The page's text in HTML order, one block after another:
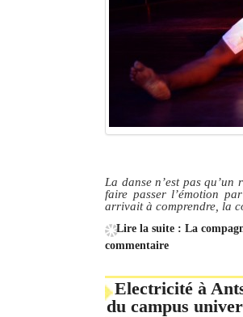
L'actualité du tourisme
La danse n’est pas
faire passer l’émotion
arrivait à comprendre, la
Lire la suite : La
commentaire
Electricité à
du campus